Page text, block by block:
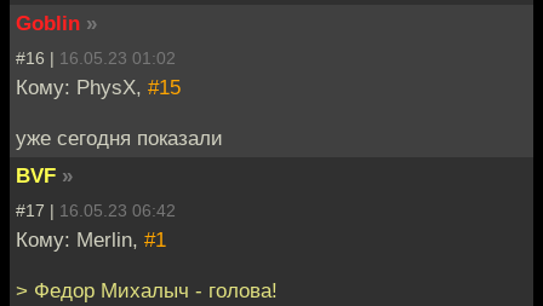
Goblin »
#16 | 16.05.23 01:02
Кому: PhysX, #15
уже сегодня показали
BVF »
#17 | 16.05.23 06:42
Кому: Merlin, #1
> Федор Михалыч - голова!